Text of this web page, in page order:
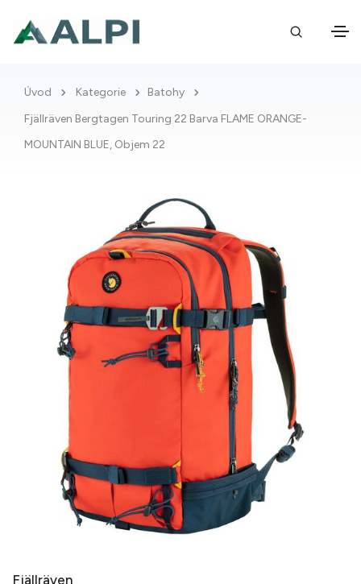
Úvod Kategorie
Batohy
Fjällräven Bergtagen Touring 22 Barva FLAME ORANGE-
MOUNTAIN BLUE, Objem 22
Fjällräven